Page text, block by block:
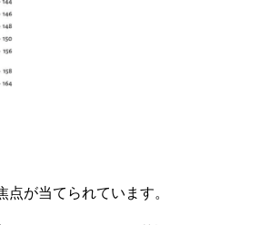
点が当てられています。